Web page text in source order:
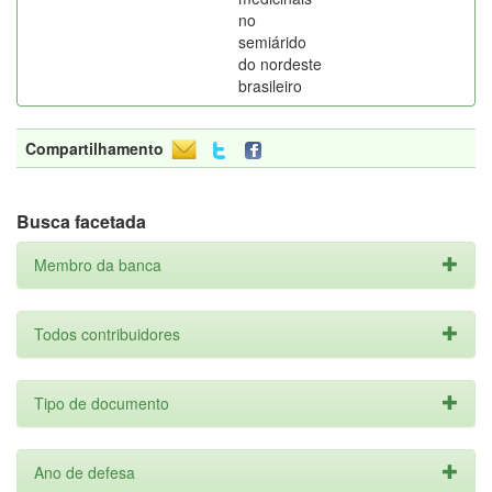
no
semiárido
do nordeste
brasileiro
Compartilhamento
Busca facetada
Membro da banca
Todos contribuidores
Tipo de documento
Ano de defesa